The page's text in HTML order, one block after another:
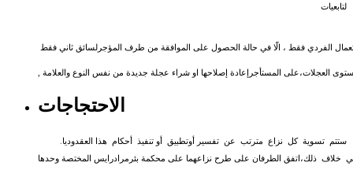
لتابعيات
الفردي فقط ، الّا في حالة الحصول على الموافقة من طرف المؤجر لسائق ثاني فقط
العجلات،على المستأجر إعادة إصلاحها او شراء عجلة جديدة من نفس النوع والعلامة
الاحتجاجات
ستتم تسويةكل نزاع مترتب عن تفسير أوتطبيق أو تنفيذ أحكام هذا العقدوديا.
خلاف ذلك،اتفق الطرفان على طرح نزاعهما على محكمة بئرمرادرايس المختصة وحدها